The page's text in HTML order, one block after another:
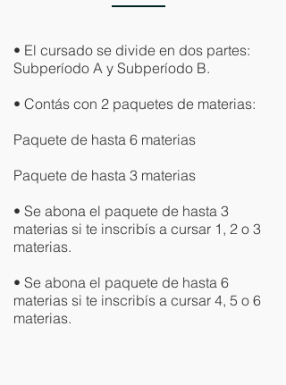
• El cursado se divide en dos partes:
Subperíodo A y Subperíodo B.
• Contás con 2 paquetes de materias:
Paquete de hasta 6 materias
Paquete de hasta 3 materias​
• Se abona el paquete de hasta 3
materias si te inscribís a cursar 1, 2 o 3
materias.​
• Se abona el paquete de hasta 6
materias si te inscribís a cursar 4, 5 o 6
materias.​​